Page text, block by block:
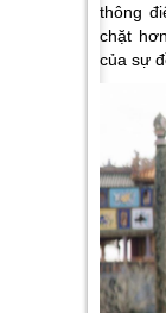
thông
chặt
của sự